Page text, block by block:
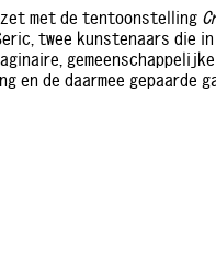
met de tentoonstelling
twee kunstenaars die
de daarmee gepaarde